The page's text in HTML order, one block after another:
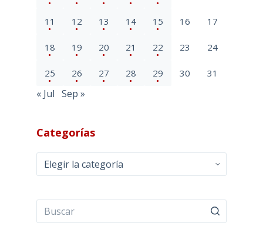
11 12 13 14 15 16 17
18 19 20 21 22 23 24
25 26 27 28 29 30 31
« Jul Sep »
Categorías
Categorías